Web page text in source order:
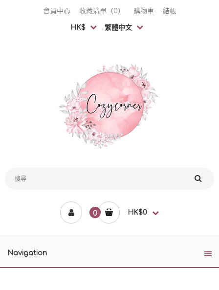
會員中心 收藏清單（0） 購物車 結帳
HK$ 繁體中文
0 HK$0
Navigation